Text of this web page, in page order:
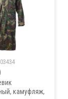
камуфляж,